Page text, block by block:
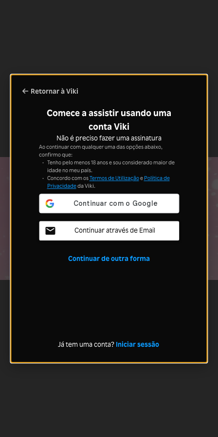
Retornar à Viki
Comece a assistir usando uma
conta Viki
Não é preciso fazer uma assinatura
Ao continuar com qualquer uma das opções abaixo,
confirmo que:
Tenho pelo menos 18 anos e sou considerado maior de
idade no meu país.
Concordo com osTermos de Utilizaçãoe Política de
Privacidadeda Viki.
Continuar através de Email
Continuar de outra forma
Já tem uma conta? Iniciar sessão